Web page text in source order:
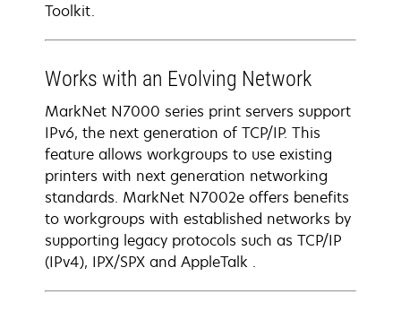
Toolkit.
Works with an Evolving Network
MarkNet N7000 series print servers support
IPv6, the next generation of TCP/IP. This
feature allows workgroups to use existing
printers with next generation networking
standards. MarkNet N7002e offers benefits
to workgroups with established networks by
supporting legacy protocols such as TCP/IP
(IPv4), IPX/SPX and AppleTalk .